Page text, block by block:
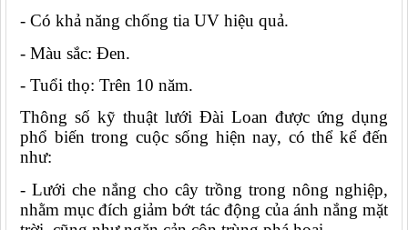
- Có khả năng chống tia UV hiệu quả.
- Màu sắc: Đen.
- Tuổi thọ: Trên 10 năm.
Thông số kỹ thuật lưới Đài Loan được ứng dụng
phổ biến trong cuộc sống hiện nay, có thể kể đến
như:
- Lưới che nắng cho cây trồng trong nông nghiệp,
nhằm mục đích giảm bớt tác động của ánh nắng mặt